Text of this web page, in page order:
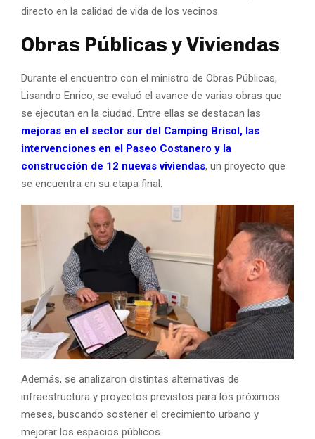
directo en la calidad de vida de los vecinos.
Obras Públicas y Viviendas
Durante el encuentro con el ministro de Obras Públicas,
Lisandro Enrico, se evaluó el avance de varias obras que
se ejecutan en la ciudad. Entre ellas se destacan las
mejoras en el sector sur del Camping Brisol, las
intervenciones en el Paseo Costanero y la
construcción de 12 nuevas viviendas, un proyecto que
se encuentra en su etapa final.
Además, se analizaron distintas alternativas de
infraestructura y proyectos previstos para los próximos
meses, buscando sostener el crecimiento urbano y
mejorar los espacios públicos.